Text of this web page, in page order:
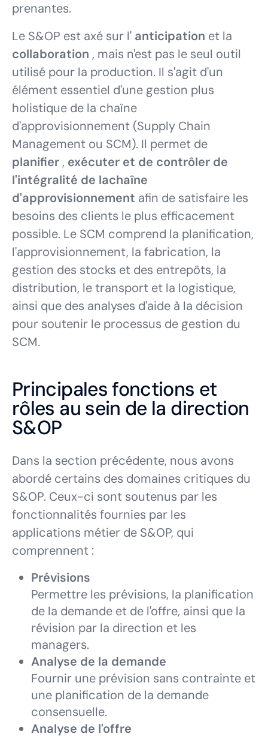
prenantes.
Le S&OP est axé sur l' anticipation et la
collaboration , mais n'est pas le seul outil
utilisé pour la production. Il s'agit d'un
élément essentiel d'une gestion plus
holistique de la chaîne
d'approvisionnement (Supply Chain
Management ou SCM). Il permet de
planifier , exécuter et de contrôler de
l'intégralité de lachaîne
d'approvisionnement afin de satisfaire les
besoins des clients le plus efficacement
possible. Le SCM comprend la planification,
l'approvisionnement, la fabrication, la
gestion des stocks et des entrepôts, la
distribution, le transport et la logistique,
ainsi que des analyses d'aide à la décision
pour soutenir le processus de gestion du
SCM.
Principales fonctions et
rôles au sein de la direction
S&OP
Dans la section précédente, nous avons
abordé certains des domaines critiques du
S&OP. Ceux-ci sont soutenus par les
fonctionnalités fournies par les
applications métier de S&OP, qui
comprennent :
Prévisions
Permettre les prévisions, la planification
de la demande et de l'offre, ainsi que la
révision par la direction et les
managers.
Analyse de la demande
Fournir une prévision sans contrainte et
une planification de la demande
consensuelle.
Analyse de l'offre